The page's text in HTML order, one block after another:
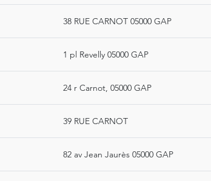
38 RUE CARNOT 05000 GAP
1 pl Revelly 05000 GAP
24 r Carnot, 05000 GAP
39 RUE CARNOT
82 av Jean Jaurès 05000 GAP